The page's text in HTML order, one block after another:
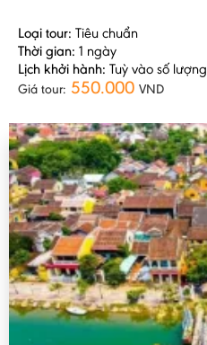
Loại tour: Tiêu chuẩn
Thời gian: 1 ngày
Lịch khởi hành: Tuỳ vào số lượng
Giá tour: 550.000 VND